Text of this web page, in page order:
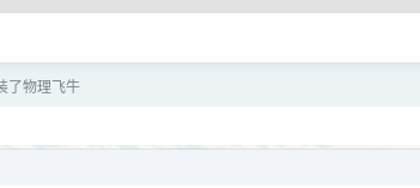
了物理飞牛